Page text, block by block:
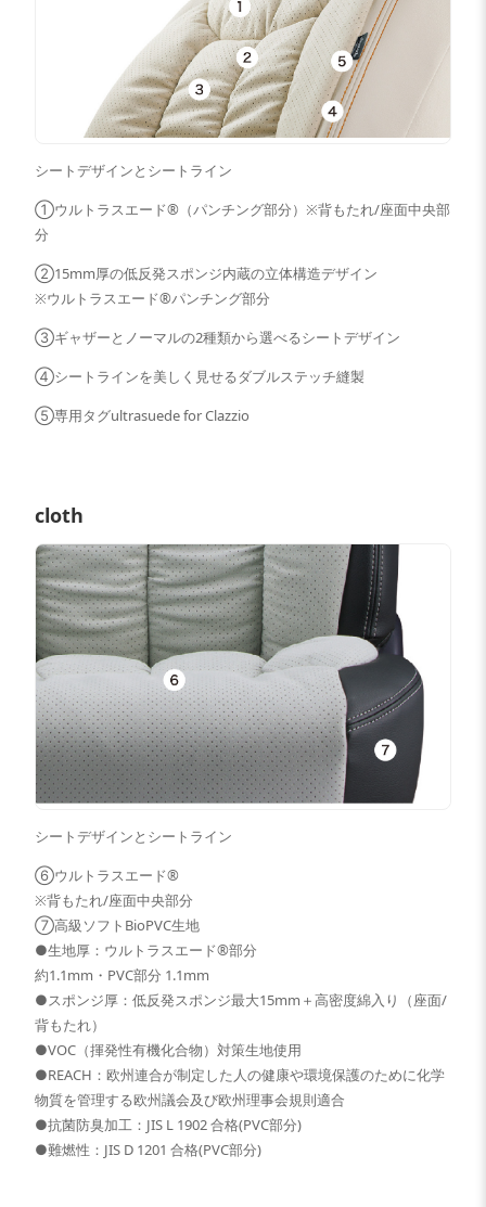
シートデザインとシートライン
①ウルトラスエード®（パンチング部分）※背もたれ/座面中央部
分
②15mm厚の低反発スポンジ内蔵の立体構造デザイン
※ウルトラスエード®パンチング部分
③ギャザーとノーマルの2種類から選べるシートデザイン
④シートラインを美しく見せるダブルステッチ縫製
⑤専用タグultrasuede for Clazzio
cloth
シートデザインとシートライン
⑥ウルトラスエード®
※背もたれ/座面中央部分
⑦高級ソフトBioPVC生地
●生地厚：ウルトラスエード®部分
約1.1mm・PVC部分 1.1mm
●スポンジ厚：低反発スポンジ最大15mm＋高密度綿入り（座面/
背もたれ）
●VOC（揮発性有機化合物）対策生地使用
●REACH：欧州連合が制定した人の健康や環境保護のために化学
物質を管理する欧州議会及び欧州理事会規則適合
●抗菌防臭加工：JIS L 1902 合格(PVC部分)
●難燃性：JIS D 1201 合格(PVC部分)